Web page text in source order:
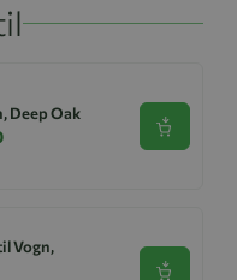
Deep Oak
Se
Vogn,